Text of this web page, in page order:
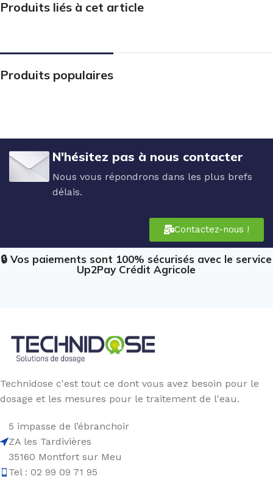
Produits liés à cet article
Produits populaires
N'hésitez pas à nous contacter
Nous vous répondrons dans les plus brefs
délais.
Contactez-nous !
🔒 Vos paiements sont 100% sécurisés avec le service
Up2Pay Crédit Agricole
Technidose c'est tout ce dont vous avez besoin pour le
dosage et les mesures pour le traitement de l'eau.
5 impasse de l’ébranchoir
ZA les Tardivières
35160 Montfort sur Meu
Tel : 02 99 09 71 95